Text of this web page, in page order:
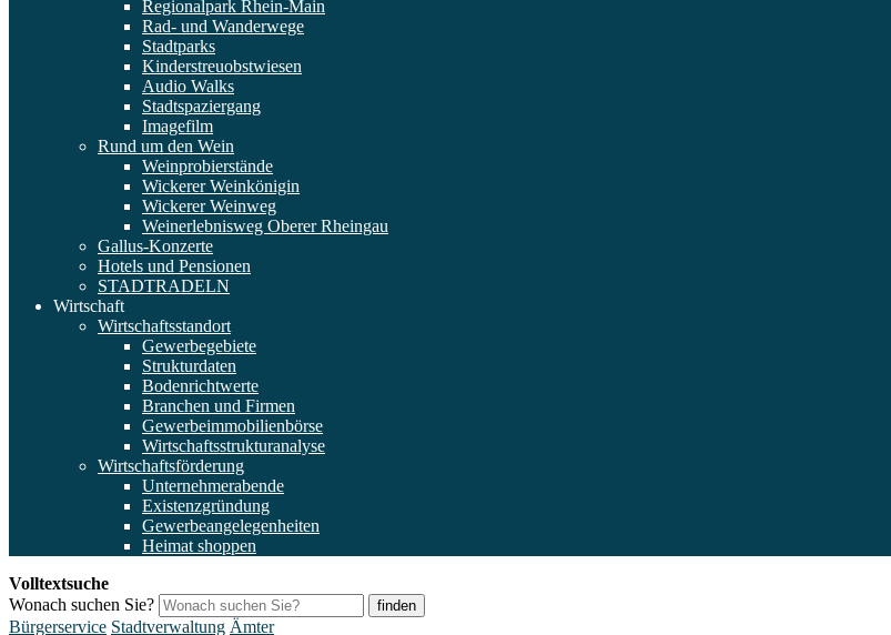
Regionalpark Rhein-Main
Rad- und Wanderwege
Stadtparks
Kinderstreuobstwiesen
Audio Walks
Stadtspaziergang
Imagefilm
Rund um den Wein
Weinprobierstände
Wickerer Weinkönigin
Wickerer Weinweg
Weinerlebnisweg Oberer Rheingau
Gallus-Konzerte
Hotels und Pensionen
STADTRADELN
Wirtschaft
Wirtschaftsstandort
Gewerbegebiete
Strukturdaten
Bodenrichtwerte
Branchen und Firmen
Gewerbeimmobilienbörse
Wirtschaftsstrukturanalyse
Wirtschaftsförderung
Unternehmerabende
Existenzgründung
Gewerbeangelegenheiten
Heimat shoppen
Volltextsuche
Wonach suchen Sie?
finden
Bürgerservice Stadtverwaltung Ämter